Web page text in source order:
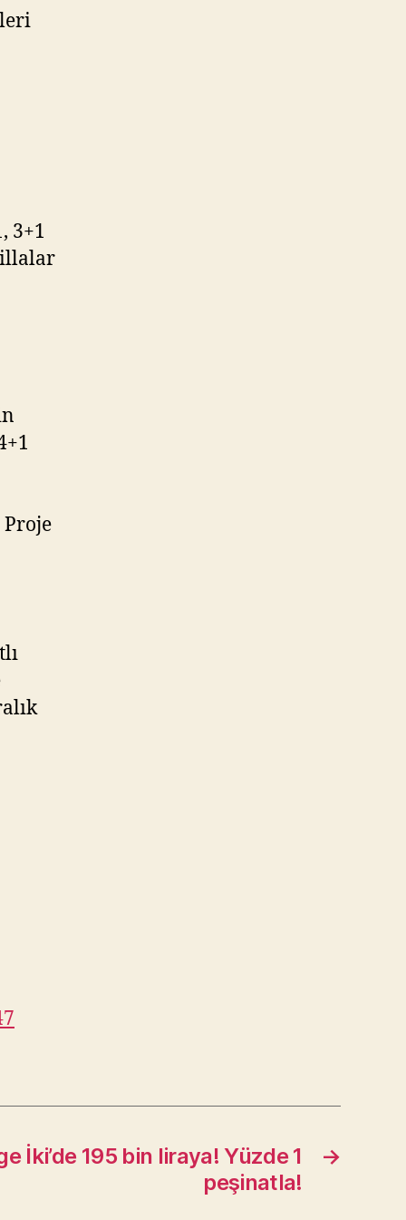
3+1
→
İki’de 195 bin liraya! Yüzde 1
peşinatla!